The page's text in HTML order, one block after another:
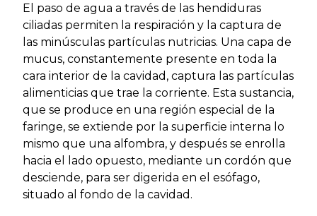
El paso de agua a través de las hendiduras
ciliadas permiten la respiración y la captura de
las minúsculas partículas nutricias. Una capa de
mucus, constantemente presente en toda la
cara interior de la cavidad, captura las partículas
alimenticias que trae la corriente. Esta sustancia,
que se produce en una región especial de la
faringe, se extiende por la superficie interna lo
mismo que una alfombra, y después se enrolla
hacia el lado opuesto, mediante un cordón que
desciende, para ser digerida en el esófago,
situado al fondo de la cavidad.